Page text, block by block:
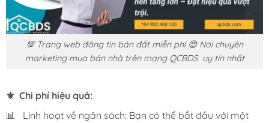
💯 Trang web đăng tin bán đất miễn phí 😍 Nơi chuyên
marketing mua bán nhà trên mạng QCBDS uy tín nhất
⚜️ Chi phí hiệu quả:
📊 Linh hoạt về ngân sách: Bạn có thể bắt đầu với một